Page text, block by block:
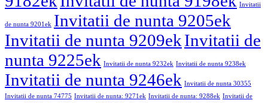
Invitatii
de nunta 9201ek Invitatii de nunta 9205ek
Invitatii de nunta 9209ekInvitatii de
nunta 9225ek Invitatii de nunta 9232ek Invitatii de nunta 9238ek
Invitatii de nunta 9246ek Invitatii de nunta 30355
Invitatii de nunta 74775 Invitatii de nunta: 9271ek Invitatii de nunta: 9288ek Invitatii de